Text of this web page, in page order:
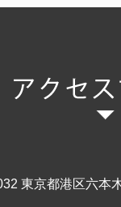
東京都港区六本